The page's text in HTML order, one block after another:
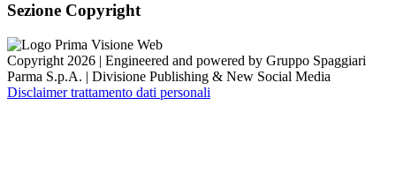
Sezione Copyright
Copyright 2026 | Engineered and powered by Gruppo Spaggiari
Parma S.p.A. | Divisione Publishing & New Social Media
Disclaimer trattamento dati personali